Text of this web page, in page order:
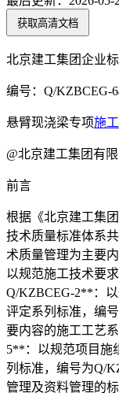
获取高清文档
北京建工集团企业
编号：Q/KZBCEG-
悬臂现浇梁专项施工
@北京建工集团有
前言
根据《北京建工集
技术质量标准体系
术质量管理为主要
以规范施工技术要
Q/KZBCEG-2**：
评定系列标准，编
要内容的施工工艺
5**：以规范项目施
列标准，编号为Q/
管理及资料管理的